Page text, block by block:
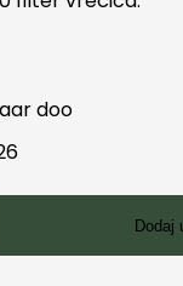
doo
Dodaj